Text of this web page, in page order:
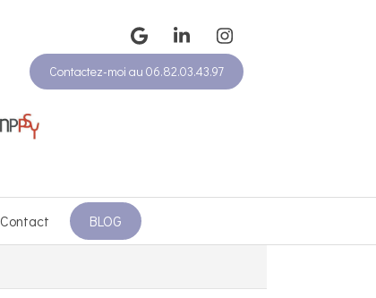
Contactez-moi au 06.82.03.43.97
Contact BLOG